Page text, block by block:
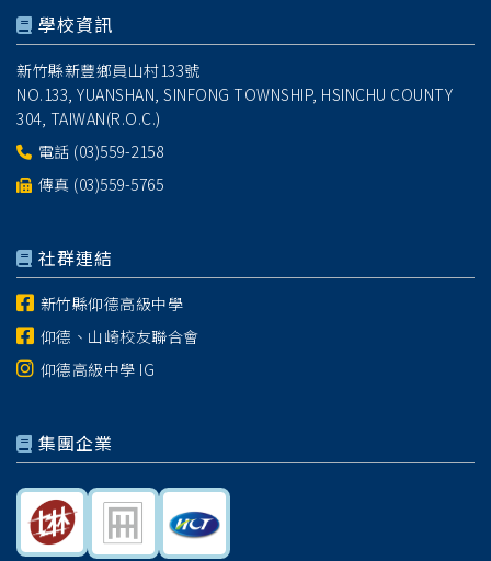
學校資訊
新竹縣新豐鄉員山村133號
NO.133, YUANSHAN, SINFONG TOWNSHIP, HSINCHU COUNTY
304, TAIWAN(R.O.C.)
電話 (03)559-2158
傳真 (03)559-5765
社群連結
新竹縣仰德高級中學
仰德、山崎校友聯合會
仰德高級中學 IG
集團企業